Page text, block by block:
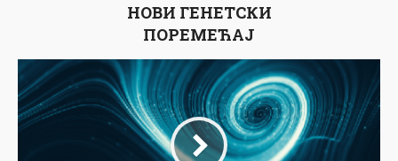
НОВИ ГЕНЕТСКИ
ПОРЕМЕЋАЈ